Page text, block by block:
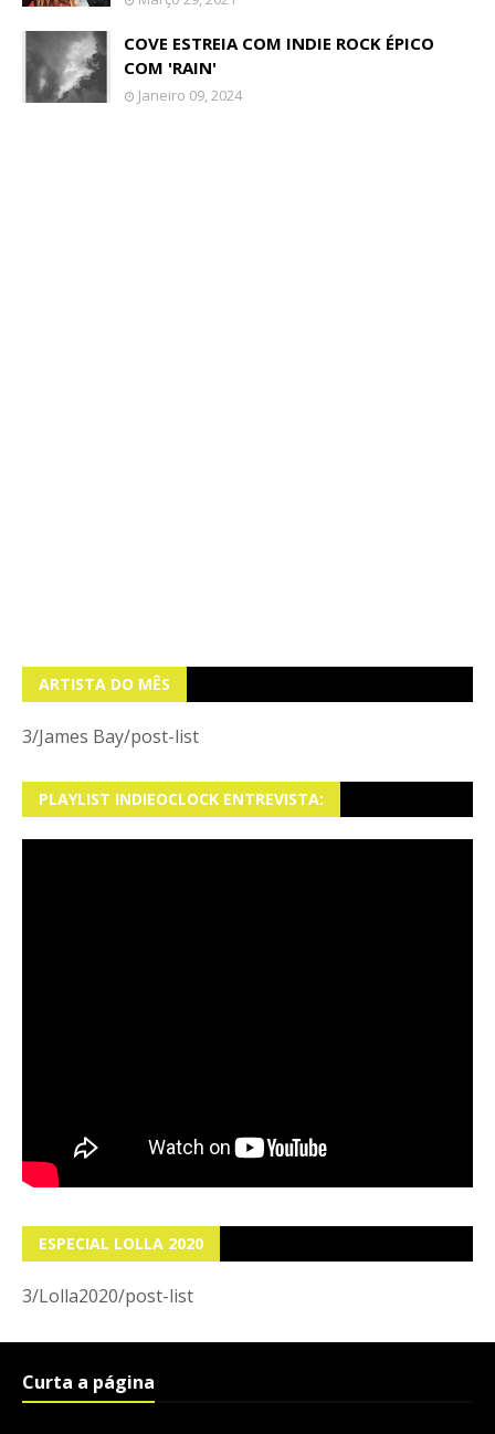
COVE ESTREIA COM INDIE ROCK ÉPICO
COM 'RAIN'
Janeiro 09, 2024
ARTISTA DO MÊS
3/James Bay/post-list
PLAYLIST INDIEOCLOCK ENTREVISTA:
ESPECIAL LOLLA 2020
3/Lolla2020/post-list
Curta a página